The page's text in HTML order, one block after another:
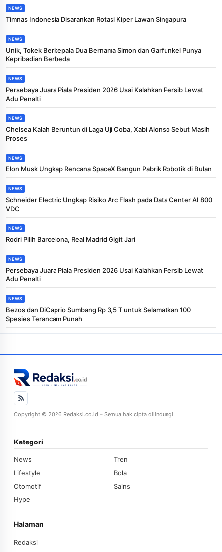
NEWS
Timnas Indonesia Disarankan Rotasi Kiper Lawan Singapura
NEWS
Unik, Tokek Berkepala Dua Bernama Simon dan Garfunkel Punya
Kepribadian Berbeda
NEWS
Persebaya Juara Piala Presiden 2026 Usai Kalahkan Persib Lewat
Adu Penalti
NEWS
Chelsea Kalah Beruntun di Laga Uji Coba, Xabi Alonso Sebut Masih
Proses
NEWS
Elon Musk Ungkap Rencana SpaceX Bangun Pabrik Robotik di Bulan
NEWS
Schneider Electric Ungkap Risiko Arc Flash pada Data Center AI 800
VDC
NEWS
Rodri Pilih Barcelona, Real Madrid Gigit Jari
NEWS
Persebaya Juara Piala Presiden 2026 Usai Kalahkan Persib Lewat
Adu Penalti
NEWS
Bezos dan DiCaprio Sumbang Rp 3,5 T untuk Selamatkan 100
Spesies Terancam Punah
Copyright © 2026 Redaksi.co.id – Semua hak cipta dilindungi.
Kategori
News
Tren
Lifestyle
Bola
Otomotif
Sains
Hype
Halaman
Redaksi